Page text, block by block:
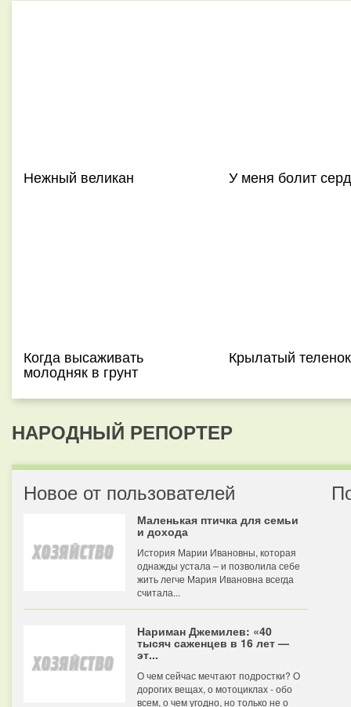
Нежный великан У меня болит
Когда высаживать
молодняк в грунт
Крылатый теленок
НАРОДНЫЙ РЕПОРТЕР
Новое от пользователей
Маленькая птичка для семьи
и дохода
История Марии Ивановны, которая
однажды устала – и позволила себе
жить легче Мария Ивановна всегда
считала...
Нариман Джемилев: «40
тысяч саженцев в 16 лет —
эт...
О чем сейчас мечтают подростки? О
дорогих вещах, о мотоциклах - обо
всем, о чем угодно, но только не о